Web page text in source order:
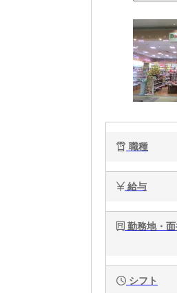
職種
給与
勤務地・
シフト